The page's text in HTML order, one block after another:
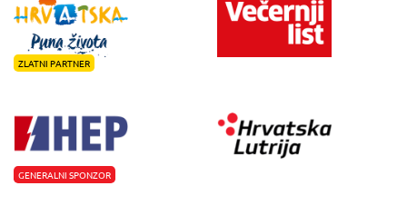
ZLATNI PARTNER
GENERALNI SPONZOR